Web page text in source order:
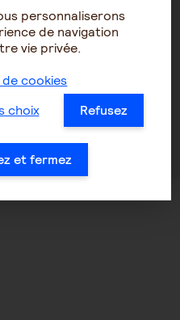
Se connecter / S'inscrire
personnaliserons
de navigation
vie privée.
cookies
choix
Refusez
et fermez